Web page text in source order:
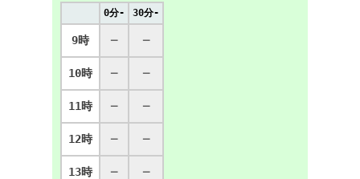
0分- 30分-
9時 ─ ─
10時 ─ ─
11時 ─ ─
12時 ─ ─
13時 ─ ─